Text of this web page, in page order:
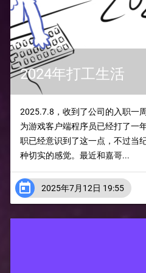
2024年打工生活
2025.7.8，收到了公司的入职一
为游戏客户端程序员已经打了一
职已经意识到了这一点，不过当
种切实的感觉。最近和嘉哥...
 2025年7月12日 19:55